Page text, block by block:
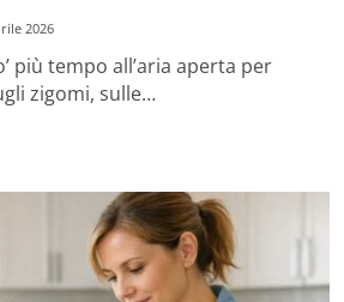
2026
più tempo all’aria aperta per
zigomi, sulle…